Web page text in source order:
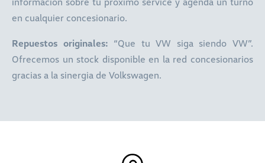
en cualquier concesionario.
Repuestos originales: “Que tu VW siga siendo VW”.
Ofrecemos un stock disponible en la red concesionarios
gracias a la sinergia de Volkswagen.